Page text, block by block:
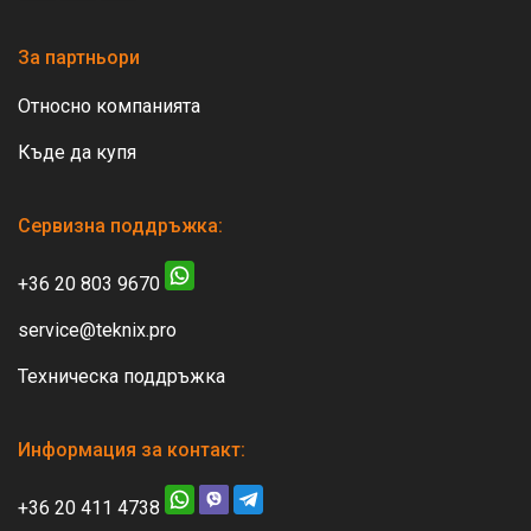
За партньори
Относно компанията
Къде да купя
Сервизна поддръжка:
+36 20 803 9670
service@teknix.pro
Техническа поддръжка
Информация за контакт:
+36 20 411 4738